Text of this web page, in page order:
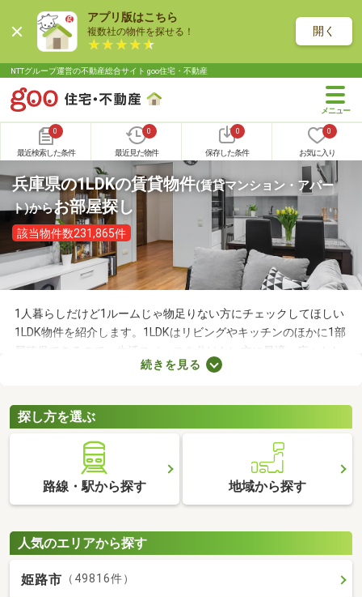
アプリ版はこちら
複数社の物件を探せる！ 開く
NTTグループ運営の不動産総合サイト goo住宅・不動産
0
最近検索した条件
0
最近見た物件
0
保存した条件
0
お気に入り
兵庫県の1LDKの賃貸物件(賃貸マンション・アパー
ト)からお部屋探し
該当物件数231,865件
1人暮らしだけど1ルームじゃ物足りない方にチェックしてほしい
1LDK物件を紹介します。1LDKはリビングやキッチンのほかに1部
屋確保できるので、生活スペースを分けたい方に最適。広々とし
たLDKの物件を選べば、ゆったりとくつろげる理想のお部屋に住
えるお部屋を見つけてくださいね。
続きを見る
探し方を選ぶ
路線・駅から探す 地域から探す
人気のエリアから探す
姫路市 （49816件）